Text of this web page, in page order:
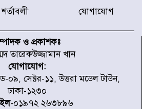
আহত, চীনে বন্দর বন্ধ
খাতে জিডিপির ৫ শতাংশ
বরাদ্দের ঘোষণা স্থানীয় সরকার মন্ত্রীর
শর্তাবলী যোগাযোগ
ও প্রকাশকঃ
তারেকউজ্জামান খান
যোগাযোগ:
০৯, সেক্টর-১১, উত্তরা মডেল টাউন,
ঢাকা-১২৩০
-০১৯৭২ ২৬৩৮৯৬